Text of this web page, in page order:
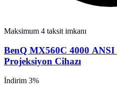
Maksimum 4 taksit imkanı
BenQ MX560C 4000 ANSI
Projeksiyon Cihazı
İndirim 3%